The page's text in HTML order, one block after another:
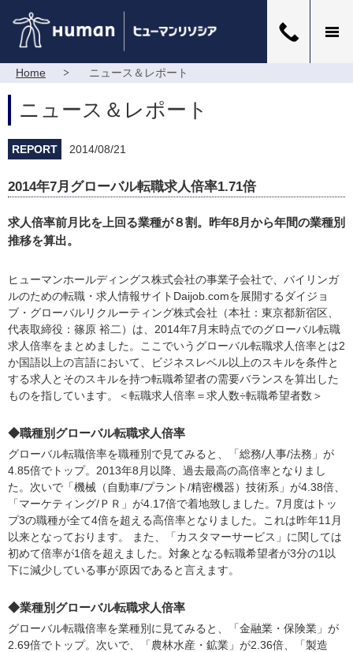
Home ニュース＆レポート
ニュース＆レポート
REPORT 2014/08/21
2014年7月グローバル転職求人倍率1.71倍
求人倍率前月比を上回る業種が８割。昨年8月から年間の業種別
推移を算出。
ヒューマンホールディングス株式会社の事業子会社で、バイリンガ
ルのための転職・求人情報サイトDaijob.comを展開するダイジョ
ブ・グローバルリクルーティング株式会社（本社：東京都新宿区、
代表取締役：篠原 裕二）は、2014年7月末時点でのグローバル転職
求人倍率をまとめました。ここでいうグローバル転職求人倍率とは2
か国語以上の言語において、ビジネスレベル以上のスキルを条件と
する求人とそのスキルを持つ転職希望者の需要バランスを算出した
ものを指しています。＜転職求人倍率＝求人数÷転職希望者数＞
◆職種別グローバル転職求人倍率
グローバル転職倍率を職種別で見てみると、「総務/人事/法務」が
4.85倍でトップ。2013年8月以降、過去最高の高倍率となりまし
た。次いで「機械（自動車/プラント/精密機器）技術系」が4.38倍、
「マーケティング/ＰＲ」が4.17倍で着地致しました。7月度はトッ
プ3の職種が全て4倍を超える高倍率となりました。これは昨年11月
以来となっております。 また、「カスタマーサービス」に関しては
初めて倍率が1倍を超えました。対象となる転職希望者が3分の1以
下に減少している事が原因であると言えます。
◆業種別グローバル転職求人倍率
グローバル転職倍率を業種別に見てみると、「金融業・保険業」が
2.69倍でトップ。次いで、「農林水産・鉱業」が2.36倍、「製造